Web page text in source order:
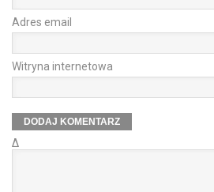
Adres email
Witryna internetowa
Δ